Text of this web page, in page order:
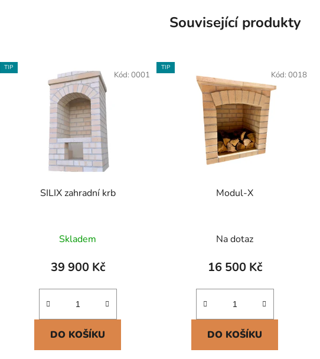
Související produkty
TIP
SILIX zahradní krb
Skladem
39 900 Kč
DO KOŠÍKU
Kód: 0001
TIP
Modul-X
Na dotaz
16 500 Kč
DO KOŠÍKU
Kód: 0018